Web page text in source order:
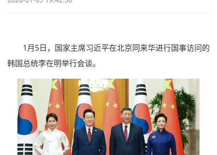
1月5日，国家主席习近平在北京同来华进行国事访问的
韩国总统李在明举行会谈。